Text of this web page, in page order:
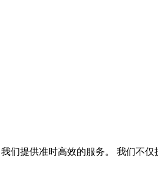
们提供准时高效的服务。 我们不仅